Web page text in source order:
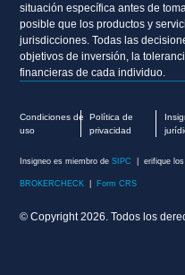
situación específica antes de
posible que los productos y
jurisdicciones. Todas las
objetivos de inversión, la
financieras de cada individuo.
Condiciones de
uso
Política de
privacidad
Insigneo es miembro deSIPC | erifique los
BROKERCHECK Form CRS
© Copyright 2026. Todos los